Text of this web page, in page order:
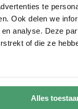
te
Ook delen we
analyse. Deze
of die ze
Alles